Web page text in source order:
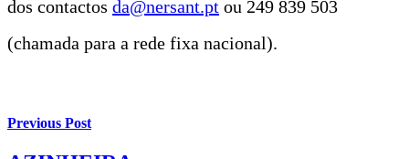
dos contactos da@nersant.pt ou 249 839 503
(chamada para a rede fixa nacional).
Previous Post